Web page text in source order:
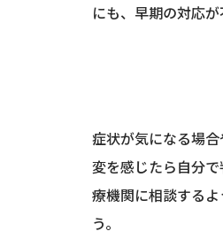
にも、早期の対応が
症状が気になる場
変を感じたら自分
療機関に相談する
う。